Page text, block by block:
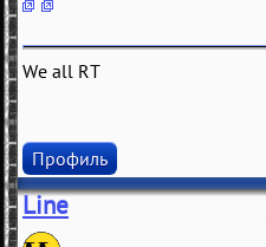
We all RT
Профиль
Line